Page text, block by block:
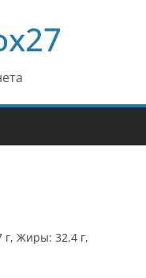
г, Жиры: 32.4 г,